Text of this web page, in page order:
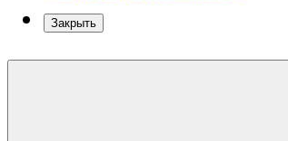
Закрыть